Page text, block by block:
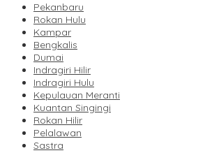
Pekanbaru
Rokan Hulu
Kampar
Bengkalis
Dumai
Indragiri Hilir
Indragiri Hulu
Kepulauan Meranti
Kuantan Singingi
Rokan Hilir
Pelalawan
Sastra